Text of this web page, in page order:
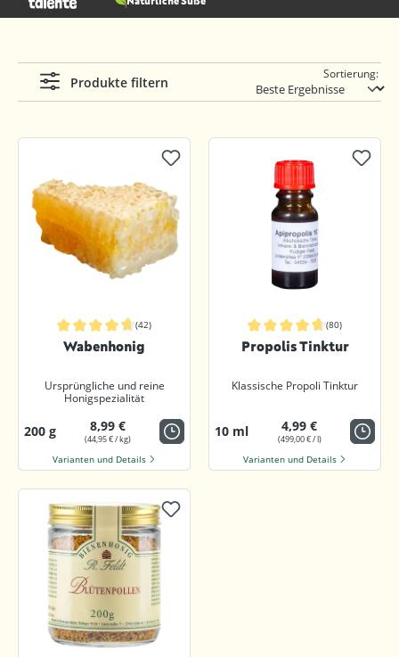
Produkte filtern
Sortierung:
Durchschnittliche Bewertung von 4.8 von 5 Sternen
(42)
Wabenhonig
Ursprüngliche und reine
Honigspezialität
200 g 8,99 €
(44,95 € / kg)
Varianten und Details
Durchschnittliche Bewertung von
(80)
Propolis Tinktur
Klassische Propoli Tinktur
10 ml 4,99 €
(499,00 € / l)
Varianten und Details